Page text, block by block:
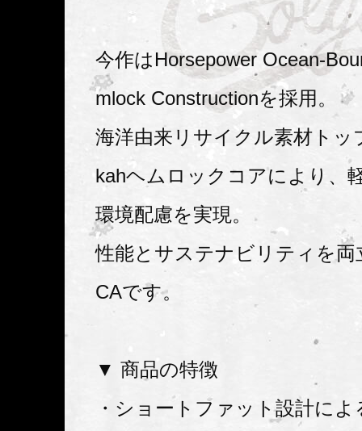
今作はHorsepower Ocean-
mlock Constructionを採用。
海洋由来リサイクル素材トッ
kahヘムロックコアにより、
環境配慮を実現。
性能とサステナビリティを両
CAです。
▼ 商品の特徴
・ショートファット設計に